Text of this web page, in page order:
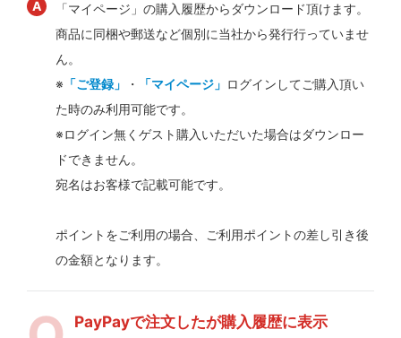
「マイページ」の購入履歴からダウンロード頂けます。
商品に同梱や郵送など個別に当社から発行行っていませ
ん。
※ 「ご登録」 ・ 「マイページ」 ログインしてご購入頂い
た時のみ利用可能です。
※ログイン無くゲスト購入いただいた場合はダウンロー
ドできません。
宛名はお客様で記載可能です。
ポイントをご利用の場合、ご利用ポイントの差し引き後
の金額となります。
PayPayで注文したが購入履歴に表示